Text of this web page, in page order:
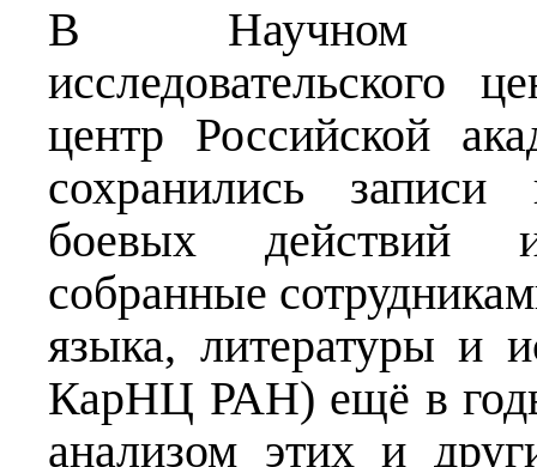
В Научном
исследовательского
центр Российской
сохранились записи
боевых действий
собранные
языка, литературы
КарНЦ РАН) ещё в
анализом этих и